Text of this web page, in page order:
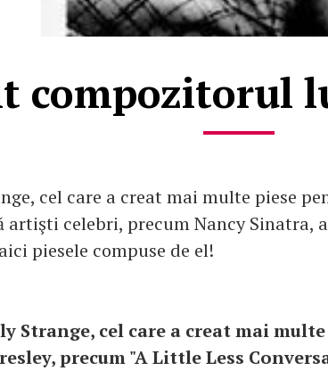
compozitorul
cel care a creat mai multe piese
artişti celebri, precum Nancy Sinatra,
piesele compuse de el!
Strange, cel care a creat mai
precum "A Little Less